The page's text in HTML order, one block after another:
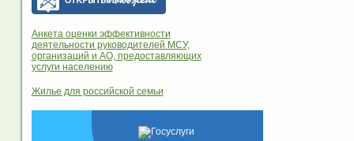
Анкета оценки эффективности
деятельности руководителей МСУ,
организаций и АО, предоставляющих
услуги населению
Жилье для российской семьи